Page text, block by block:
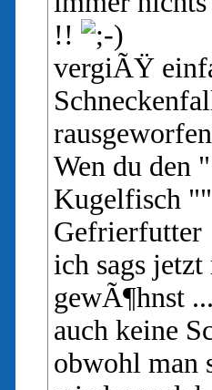
!!
vergiÃŸ
Wen du den
Kugelfisch
Gefrierfutter
ich sags
gewÃ¶hnst
auch keine
obwohl man